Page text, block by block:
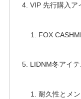
VIP 先行購入ア
FOX
LIDNM冬アイ
耐久性とメ